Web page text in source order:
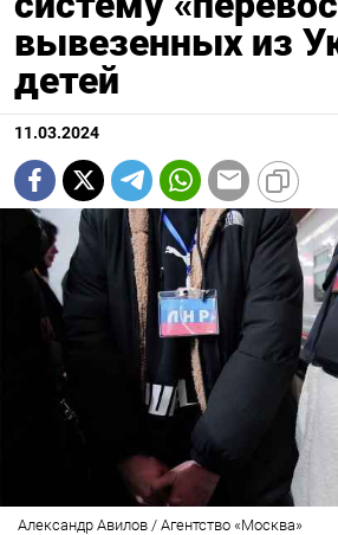
вывезенных из
детей
11.03.2024
Александр Авилов / Агентство «Москва»